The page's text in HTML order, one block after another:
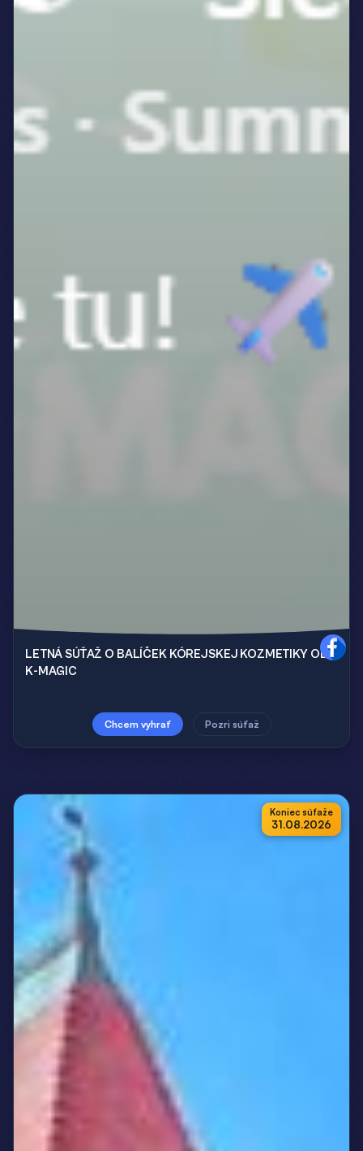
LETNÁ SÚŤAŽ O BALÍČEK KÓREJSKEJ KOZMETIKY OD
K-MAGIC
Chcem vyhrať Pozri súťaž
Koniec súťaže
31.08.2026